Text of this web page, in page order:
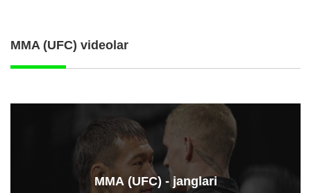
MMA (UFC) videolar
ММА (UFC) - janglari